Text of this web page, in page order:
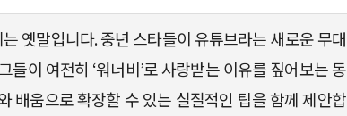
옛말입니다. 중년 스타들이 유튜브라는 새로운 무대
이 여전히 ‘워너비’로 사랑받는 이유를 짚어보는 동
배움으로 확장할 수 있는 실질적인 팁을 함께 제안합